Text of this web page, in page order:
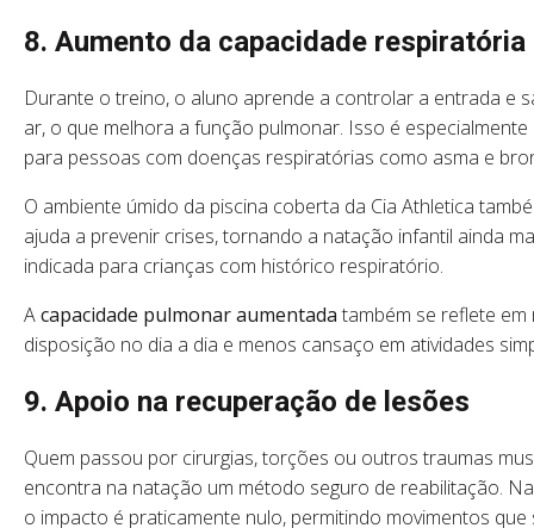
8. Aumento da capacidade respiratória
Durante o treino, o aluno aprende a controlar a entrada e
ar, o que melhora a função pulmonar. Isso é especialmente
para pessoas com doenças respiratórias como asma e
O ambiente úmido da piscina coberta da Cia Athletica
ajuda a prevenir crises, tornando a natação infantil ainda
indicada para crianças com histórico respiratório.
Acapacidade pulmonar aumentada também se reflete em
disposição no dia a dia e menos cansaço em atividades
9. Apoio na recuperação de lesões
Quem passou por cirurgias, torções ou outros traumas
encontra na natação um método seguro de reabilitação.
o impacto é praticamente nulo, permitindo movimentos que